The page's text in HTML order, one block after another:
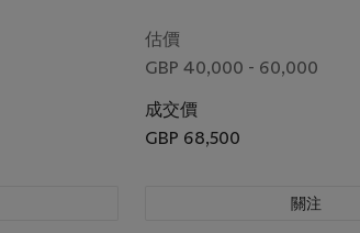
估價
GBP 40,000 - 60,000
成交價
GBP 68,500
關注